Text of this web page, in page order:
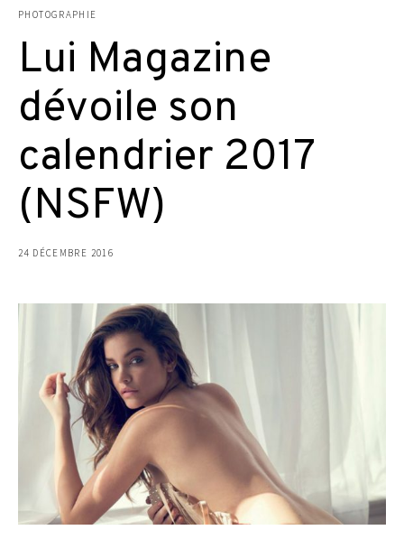
PHOTOGRAPHIE
Lui Magazine
dévoile son
calendrier 2017
(NSFW)
24 DÉCEMBRE 2016